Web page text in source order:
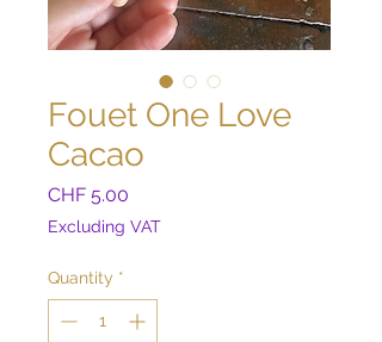
Fouet One Love
Cacao
CHF 5.00
Excluding VAT
Quantity *